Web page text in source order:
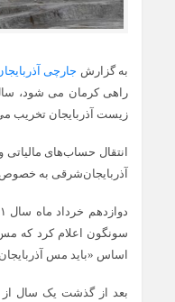
به گزارش جارچی
راهی کرمان می شود،
زیست آذربایجان تخریب
انتقال حساب‌‌های
آذربایجان‌شرقی به
سونگون اعلام کرد که
اساس «باید مس
بعد از گذشت یک سال از